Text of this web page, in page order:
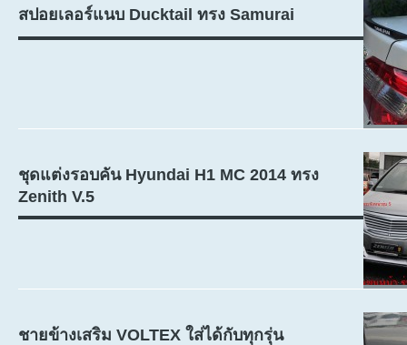
สปอยเลอร์แนบ Ducktail ทรง Samurai
ชุดแต่งรอบคัน Hyundai H1 MC 2014 ทรง
Zenith V.5
ชายข้างเสริม VOLTEX ใส่ได้กับทุกรุ่น